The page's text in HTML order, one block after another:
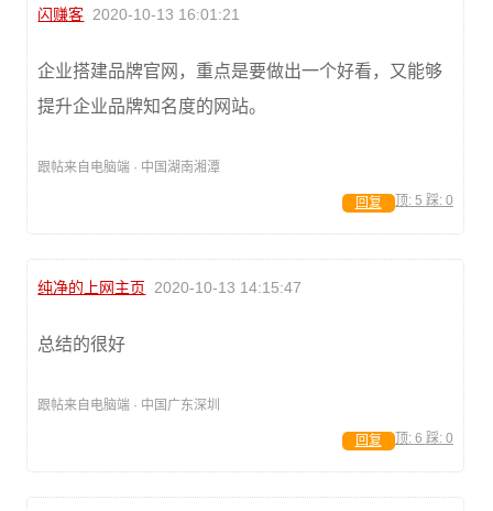
闪赚客 2020-10-13 16:01:21
企业搭建品牌官网，重点是要做出一个好看，又能够
提升企业品牌知名度的网站。
跟帖来自电脑端 · 中国湖南湘潭
顶: 5 踩: 0
回复
纯净的上网主页 2020-10-13 14:15:47
总结的很好
跟帖来自电脑端 · 中国广东深圳
顶: 6 踩: 0
回复